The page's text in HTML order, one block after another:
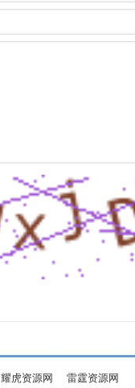
耀虎资源网 雷霆资源网